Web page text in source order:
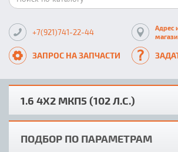
+7(921)741-22-44
Адрес
ЗАПРОС НА ЗАПЧАСТИ
1.6 4X2 MКП5 (102 Л.С.)
ПОДБОР ПО ПАРАМЕТРАМ